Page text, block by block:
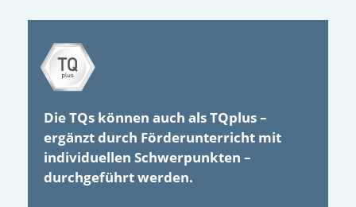
Die TQs können auch als TQplus –
ergänzt durch Förderunterricht mit
individuellen Schwerpunkten –
durchgeführt werden.